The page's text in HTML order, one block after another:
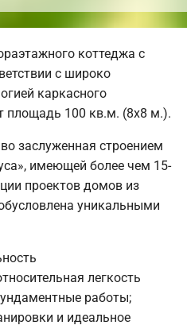
коттеджа с
с широко
каркасного
площадь 100 кв.м. (8х8 м.).
заслуженная строением
имеющей более чем 15-
проектов домов из
уникальными
легкость
работы;
и идеальное